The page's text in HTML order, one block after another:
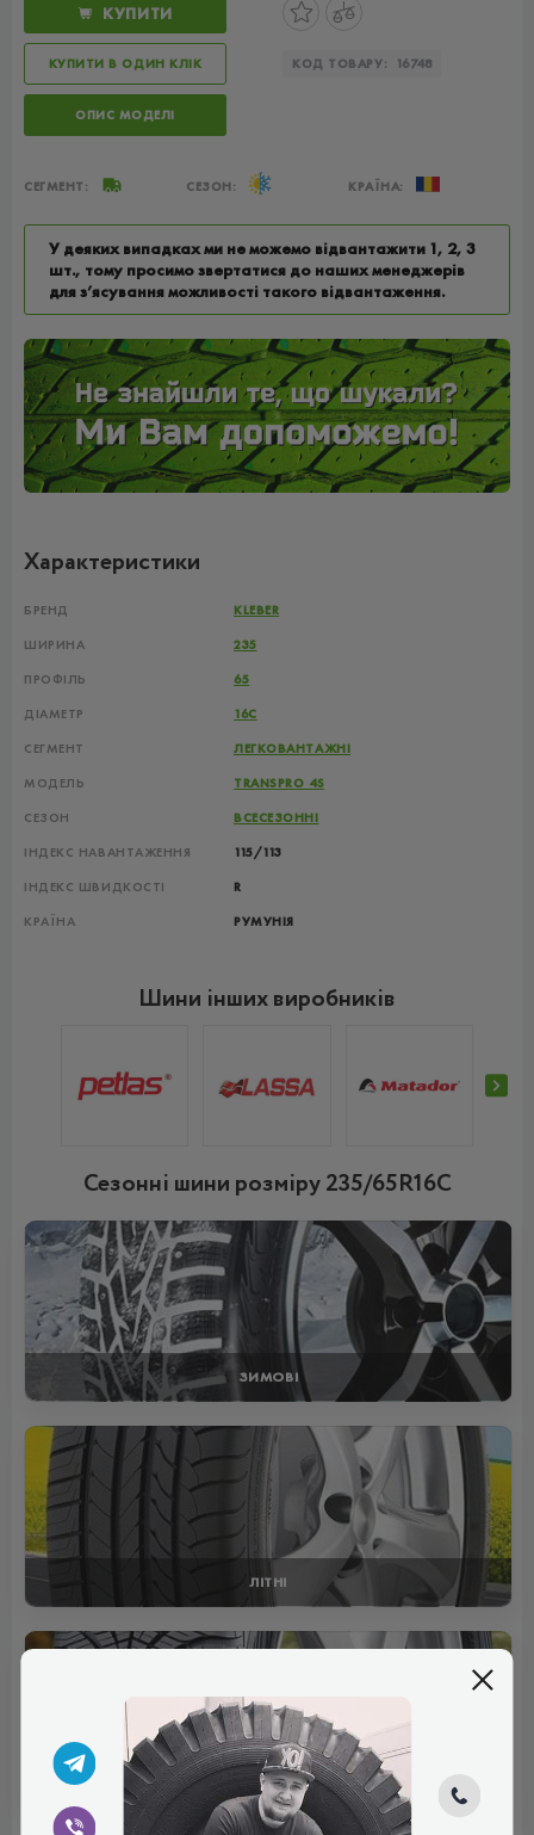
КУПИТИ
КУПИТИ В ОДИН КЛІК КОД ТОВАРУ: 16748
ОПИС МОДЕЛІ
СЕГМЕНТ: СЕЗОН: КРАЇНА:
У деяких випадках ми не можемо відвантажити 1, 2, 3
шт., тому просимо звертатися до наших менеджерів
для з’ясування можливості такого відвантаження.
Характеристики
БРЕНД KLEBER
ШИРИНА 235
ПРОФІЛЬ 65
ДІАМЕТР 16C
СЕГМЕНТ ЛЕГКОВАНТАЖНІ
МОДЕЛЬ TRANSPRO 4S
СЕЗОН ВСЕСЕЗОННІ
ІНДЕКС НАВАНТАЖЕННЯ 115/113
ІНДЕКС ШВИДКОСТІ R
КРАЇНА РУМУНІЯ
Шини інших виробників
Сезонні шини розміру 235/65R16C
ЗИМОВІ
ЛІТНІ
ВСЕСЕЗОННІ